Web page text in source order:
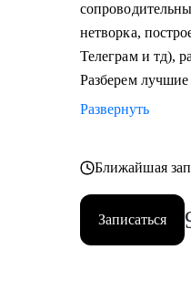
нетворка,
Телеграм и тд),
Разберем
Развернуть
Ближайшая
Записаться